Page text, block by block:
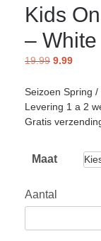
Kids
– White
19.99 9.99
Seizoen Spring /
Levering 1 a 2
Gratis
Maat
Aantal